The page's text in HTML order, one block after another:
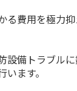
る費用を極力
設備トラブル
ます。